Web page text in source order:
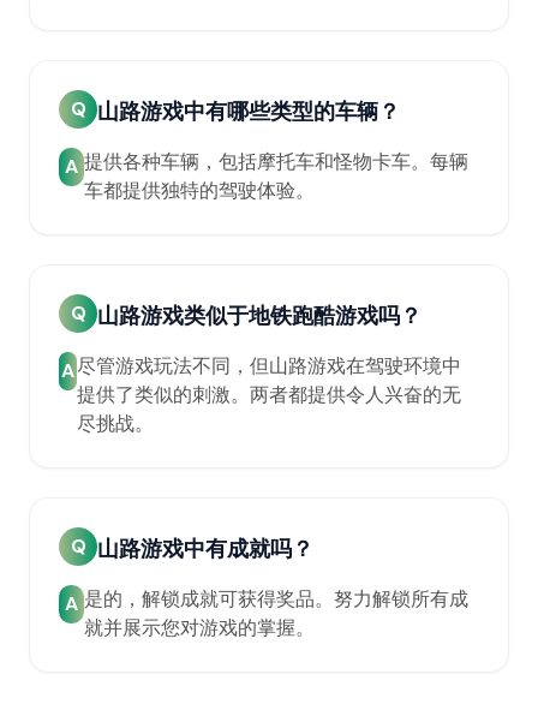
Q 山路游戏中有哪些类型的车辆？
A 提供各种车辆，包括摩托车和怪物卡车。每辆
车都提供独特的驾驶体验。
Q 山路游戏类似于地铁跑酷游戏吗？
A尽管游戏玩法不同，但山路游戏在驾驶环境中
提供了类似的刺激。两者都提供令人兴奋的无
尽挑战。
Q 山路游戏中有成就吗？
A 是的，解锁成就可获得奖品。努力解锁所有成
就并展示您对游戏的掌握。